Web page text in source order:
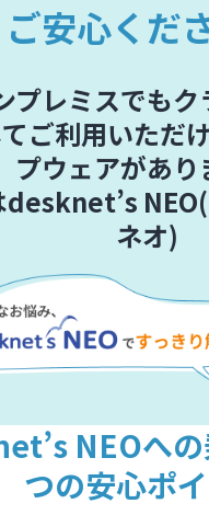
ご安心くだ
プレミスでもク
ご利用いただ
プウェアがあり
desknet’s
ネオ)
NEOへ
つの安心ポ